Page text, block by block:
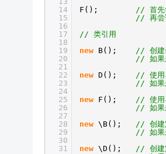
14
15
16
17
18
19
20
21
22
23
24
25
26
27
28
29
30
31
F(); // 首先
// 再尝
// 类引用
new B(); // 创建
// 如果
new D(); // 使用
// 如果
new F(); // 使用
// 如果
new \B(); // 创建
// 如果
new \D(); // 创建